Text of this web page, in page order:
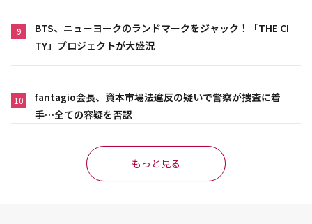
9
BTS、ニューヨークのランドマークをジャック！「THE CI
TY」プロジェクトが大盛況
10
fantagio会長、資本市場法違反の疑いで警察が捜査に着
手…全ての容疑を否認
もっと見る